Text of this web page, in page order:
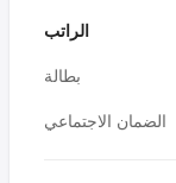
الراتب
بطالة
الضمان الاجتماعي